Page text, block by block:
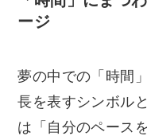
ージ
夢の中での「時間
長を表すシンボル
は「自分のペース